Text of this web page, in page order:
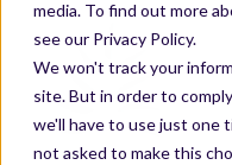
media. To find out more
see our Privacy Policy.
We won't track your
site. But in order to
we'll have to use just one
not asked to make this